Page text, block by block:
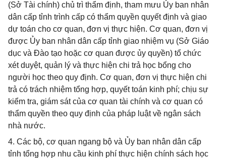
(Sở Tài chính) chủ trì thẩm định, tham mưu Ủy ban nhân
dân cấp tỉnh trình cấp có thẩm quyền quyết định và giao
dự toán cho cơ quan, đơn vị thực hiện. Cơ quan, đơn vị
được Ủy ban nhân dân cấp tỉnh giao nhiệm vụ (Sở Giáo
dục và Đào tạo hoặc cơ quan được ủy quyền) tổ chức
xét duyệt, quản lý và thực hiện chi trả học bổng cho
người học theo quy định. Cơ quan, đơn vị thực hiện chi
trả có trách nhiệm tổng hợp, quyết toán kinh phí; chịu sự
kiểm tra, giám sát của cơ quan tài chính và cơ quan có
thẩm quyền theo quy định của pháp luật về ngân sách
nhà nước.
4. Các bộ, cơ quan ngang bộ và Ủy ban nhân dân cấp
tỉnh tổng hợp nhu cầu kinh phí thực hiện chính sách học